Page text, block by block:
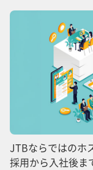
JTBならではのホ
採用から入社後ま